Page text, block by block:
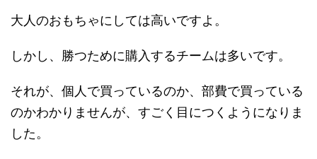
大人のおもちゃにしては高いですよ。
しかし、勝つために購入するチームは多いです。
それが、個人で買っているのか、部費で買っている
のかわかりませんが、すごく目につくようになりま
した。